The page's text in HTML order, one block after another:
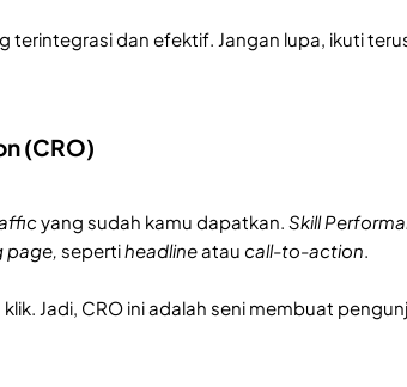
terintegrasi dan efektif. Jangan lupa, ikuti
(CRO)
yang sudah kamu dapatkan. Skill
page, sepertiheadlineatau call-to-action.
Jadi, CRO ini adalah seni membuat